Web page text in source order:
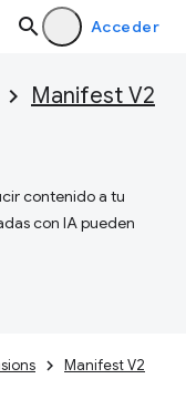
Acceder
Manifest V2
contenido a tu
con IA pueden
Manifest V2